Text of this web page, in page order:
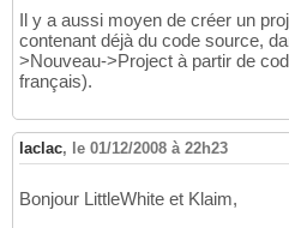
Il y a aussi moyen de créer un
contenant déjà du code source,
>Nouveau->Project à partir de
français).
laclac, le 01/12/2008 à 22h23
Bonjour LittleWhite et Klaim,